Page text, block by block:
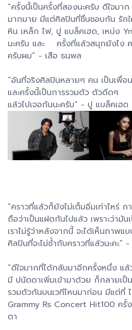
“ครั้งนี้เป็นครั้งที่สองนะครับ ดีใจมา
มากมาย มีแต่ศิลปินที่ชื่นชอบกัน รักใ
หิน เหล็ก ไฟ, ปู แบล็คเฮด, เหน่ง
นะครับ และ ครั้งที่แล้วสนุกยังไง
ครับผม” - เสือ ธนพล
“อันที่จริงศิลปินหลายๆ คน เป็นเพื่อ
และครั้งนี้เป็นการรวมตัว ตัวดีดๆ
แล้วไปเจอกันนะครับ” - ปู แบล็คเฮด
“คราวที่แล้วก็ยังไม่เต็มอิ่มเท่าไหร่
ถือว่าเป็นแฝดกันไปแล้ว เพราะว่ามั
เราไม่รู้ว่าหลังจากนี้ จะได้เห็นภาพ
ศิลปินที่จะไม่ซ้ำกับคราวที่แล้วนะคะ”
“ดีใจมากที่ได้กลับมาอีกครั้งหนึ่ง แ
มี ปนัดดาเพิ่มเข้ามาด้วย ก็กลายเป็
รวมตัวกันบนเวทีไหนมาก่อน มีแต่ที่
Grammy Rs Concert Hit100 ครั้
ตา